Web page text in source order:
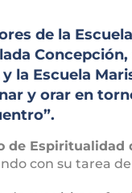
de la
la Escuela
y orar en
de Espiritualidad
con su tarea de